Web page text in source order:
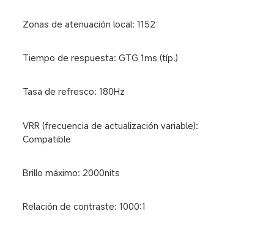
Zonas de atenuación local: 1152
Tiempo de respuesta: GTG 1ms (típ.)
Tasa de refresco: 180Hz
VRR (frecuencia de actualización variable):
Compatible
Brillo máximo: 2000nits
Relación de contraste: 1000:1